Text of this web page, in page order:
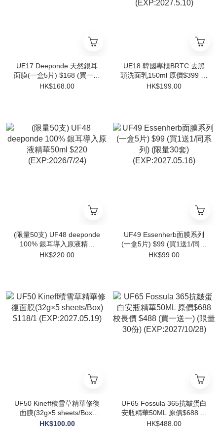
UE17 Deeponde 天然銀耳
面膜(一盒5片) $168 (買一送
一) (限量50套)
HK$168.00
UE18 韓國專櫃BRTC 去黑
頭洗面乳150ml 原價$399 校
長直播價$199 (限量60)
HK$199.00
(限量50支) UF48 deeponde
100% 銀耳導入原液精華
50ml $220 (EXP:2026/7/24)
HK$220.00
UF49 Essenherb面膜系列
(一盒5片) $99 (買1送1/同系
列) (限量30套)
HK$99.00
UF50 Kineff積雪草精華修復
面膜(32g×5 sheets/Box)
$118/1 (EXP:2027.05.19)
HK$100.00
UF65 Fossula 365抗皺蛋白
安瓶精華50ML 原價$688 校
長價 $488 (買一送一) (限量
HK$488.00